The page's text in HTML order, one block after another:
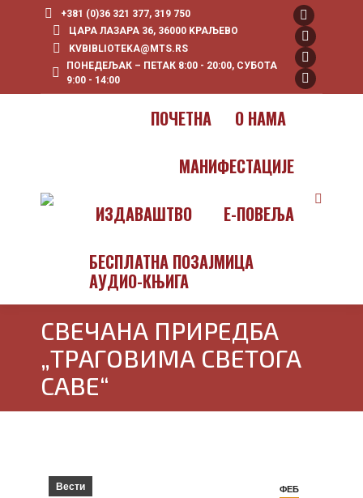
+381 (0)36 321 377, 319 750
ЦАРА ЛАЗАРА 36, 36000 KРАЉЕВО
KVBIBLIOTEKA@MTS.RS
ПОНЕДЕЉАК – ПЕТАК 8:00 - 20:00, СУБОТА
9:00 - 14:00
Facebook
page
opens
in
YouTube
page
opens
Instagram
page
X
window
ПOЧЕТНА
О НАМА
МАНИФЕСТАЦИЈЕ
ИЗДАВАШТВО
E-ПОВЕЉА
БЕСПЛАТНА ПОЗАЈМИЦА
АУДИО-КЊИГА
Search:
СВЕЧАНА ПРИРЕДБА
„ТРАГОВИМА СВЕТОГА
САВЕ“
ФЕБ
Вести